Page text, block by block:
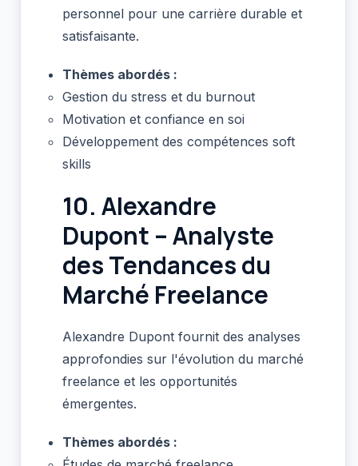
personnel pour une carrière durable et
satisfaisante.
Thèmes abordés :
Gestion du stress et du burnout
Motivation et confiance en soi
Développement des compétences soft
skills
10. Alexandre
Dupont – Analyste
des Tendances du
Marché Freelance
Alexandre Dupont fournit des analyses
approfondies sur l'évolution du marché
freelance et les opportunités
émergentes.
Thèmes abordés :